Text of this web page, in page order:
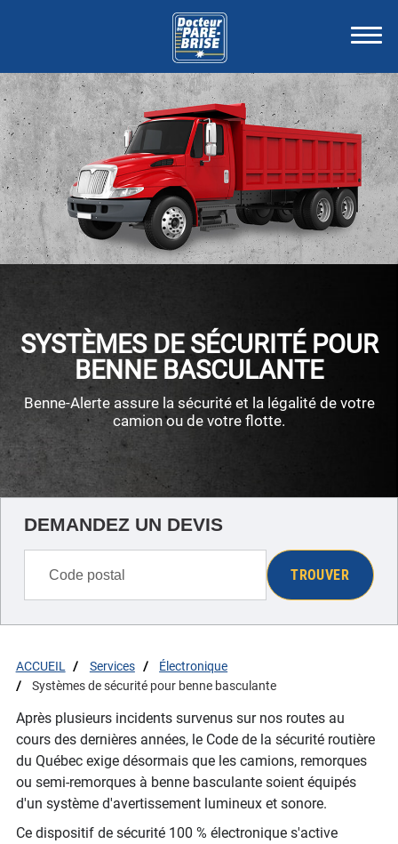
SYSTÈMES DE SÉCURITÉ POUR
BENNE BASCULANTE
Benne-Alerte assure la sécurité et la légalité de votre
camion ou de votre flotte.
ACCUEIL Services
Électronique
Systèmes de sécurité pour benne basculante
Après plusieurs incidents survenus sur nos routes au
cours des dernières années, le Code de la sécurité routière
du Québec exige désormais que les camions, remorques
ou semi-remorques à benne basculante soient équipés
d'un système d'avertissement lumineux et sonore.
Ce dispositif de sécurité 100 % électronique s'active
DEMANDEZ UN DEVIS
TROUVER